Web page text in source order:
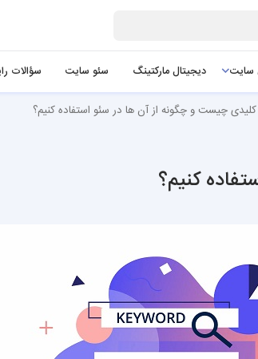
سایت دیجیتال مارکتینگ سئو سایت سؤالات
چیست و چگونه از آن ها در سئو استفاده کنیم؟
کنیم؟